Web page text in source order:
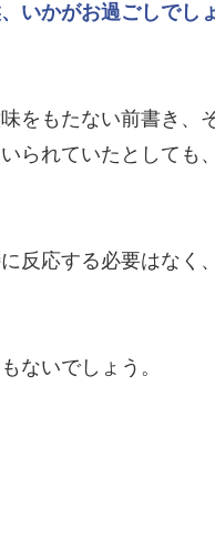
、いかがお過ごしでし
をもたない前書き、
られていたとしても
反応する必要はなく
ないでしょう。